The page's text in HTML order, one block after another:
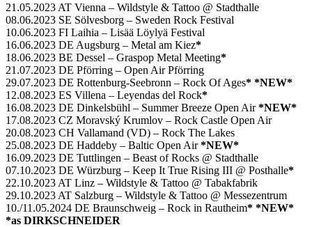
21.05.2023 AT Vienna – Wildstyle & Tattoo @ Stadthalle
08.06.2023 SE Sölvesborg – Sweden Rock Festival
10.06.2023 FI Laihia – Lisää Löylyä Festival
16.06.2023 DE Augsburg – Metal am Kiez*
18.06.2023 BE Dessel – Graspop Metal Meeting*
21.07.2023 DE Pförring – Open Air Pförring
29.07.2023 DE Rottenburg-Seebronn – Rock Of Ages* *NEW*
12.08.2023 ES Villena – Leyendas del Rock*
16.08.2023 DE Dinkelsbühl – Summer Breeze Open Air*NEW*
17.08.2023 CZ Moravský Krumlov – Rock Castle Open Air
20.08.2023 CH Vallamand (VD) – Rock The Lakes
25.08.2023 DE Haddeby – Baltic Open Air*NEW*
16.09.2023 DE Tuttlingen – Beast of Rocks @ Stadthalle
07.10.2023 DE Würzburg – Keep It True Rising III @ Posthalle*
22.10.2023 AT Linz – Wildstyle & Tattoo @ Tabakfabrik
29.10.2023 AT Salzburg – Wildstyle & Tattoo @ Messezentrum
10./11.05.2024 DE Braunschweig – Rock in Rautheim* *NEW*
*as DIRKSCHNEIDER